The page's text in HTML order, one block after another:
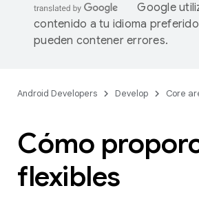
Google
contenido a tu idioma
pueden contener errores.
Android Developers Develop Core
Cómo
flexibles